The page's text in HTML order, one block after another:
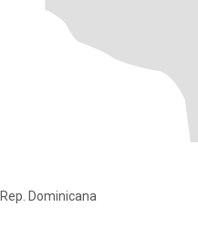
Dominicana